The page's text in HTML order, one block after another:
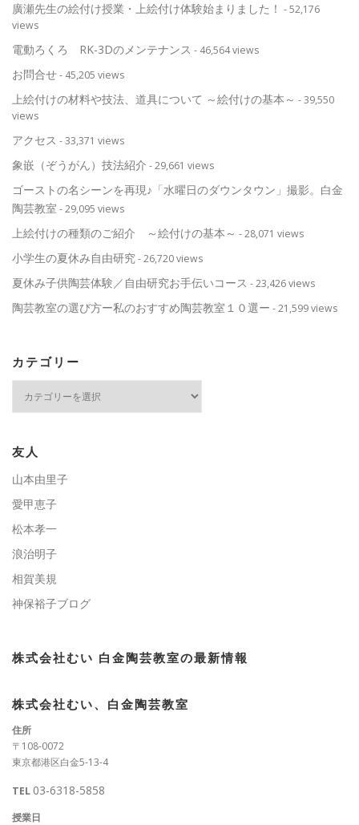
廣瀬先生の絵付け授業・上絵付け体験始まりました！ - 52,176
views
電動ろくろ RK-3Dのメンテナンス - 46,564 views
お問合せ- 45,205 views
上絵付けの材料や技法、道具について ～絵付けの基本～ - 39,550
views
アクセス - 33,371 views
象嵌（ぞうがん）技法紹介 - 29,661 views
ゴーストの名シーンを再現♪「水曜日のダウンタウン」撮影。白金
陶芸教室 - 29,095 views
上絵付けの種類のご紹介 ～絵付けの基本～ - 28,071 views
小学生の夏休み自由研究- 26,720 views
夏休み子供陶芸体験／自由研究お手伝いコース - 23,426 views
陶芸教室の選び方ー私のおすすめ陶芸教室１０選ー - 21,599 views
カテゴリー
ー
友人
山本由里子
愛甲恵子
松本孝一
浪治明子
相賀美規
神保裕子ブログ
株式会社むい 白金陶芸教室の最新情報
株式会社むい、白金陶芸教室
住所
〒108-0072
東京都港区白金5-13-4
TEL 03-6318-5858
授業日